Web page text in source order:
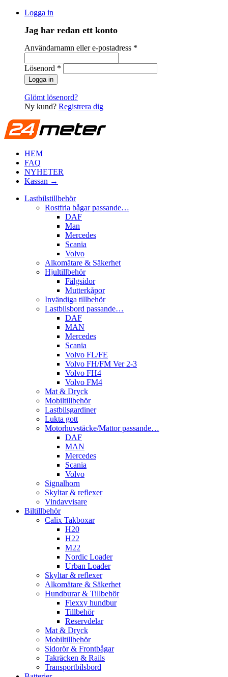
Logga in
Jag har redan ett konto
Användarnamn eller e-postadress *
Lösenord *
Glömt lösenord?
Ny kund? Registrera dig
HEM
FAQ
NYHETER
Kassan →
Lastbilstillbehör
Rostfria bågar passande…
DAF
Man
Mercedes
Scania
Volvo
Alkomätare & Säkerhet
Hjultillbehör
Fälgsidor
Mutterkåpor
Invändiga tillbehör
Lastbilsbord passande…
DAF
MAN
Mercedes
Scania
Volvo FL/FE
Volvo FH/FM Ver 2-3
Volvo FH4
Volvo FM4
Mat & Dryck
Mobiltillbehör
Lastbilsgardiner
Lukta gott
Motorhuvstäcke/Mattor passande…
DAF
MAN
Mercedes
Scania
Volvo
Signalhorn
Skyltar & reflexer
Vindavvisare
Biltillbehör
Calix Takboxar
H20
H22
M22
Nordic Loader
Urban Loader
Skyltar & reflexer
Alkomätare & Säkerhet
Hundburar & Tillbehör
Flexxy hundbur
Tillbehör
Reservdelar
Mat & Dryck
Mobiltillbehör
Sidorör & Frontbågar
Takräcken & Rails
Transportbilsbord